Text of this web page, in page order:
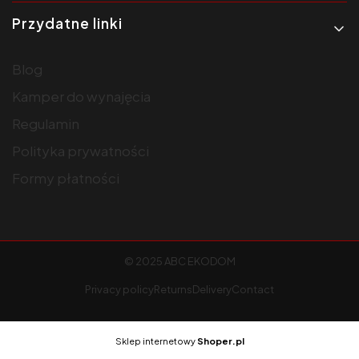
Przydatne linki
Blog
Kamper do wynajęcia
Regulamin
Polityka prywatności
Formy płatności
© 2025 ABC EKODOM
Privacy policyReturnsDeliveryContact
Sklep internetowy Shoper.pl